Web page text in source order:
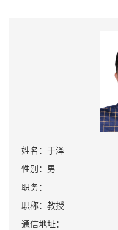
姓名：于泽
性别：男
职务：
职称：教授
通信地址：